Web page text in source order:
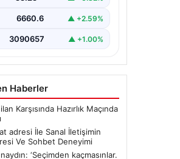
irtibat kurması kritik bir
6660.6 ▲ +2.59%
3090657 ▲ +1.00%
Haberler
Karşısında Hazırlık Maçında
adresi İle Sanal İletişimin
Ve Sohbet Deneyimi
‘Seçimden kaçmasınlar.